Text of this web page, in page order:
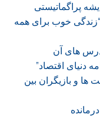
پراگماتیستی
خوب برای همه
های آن
دنیای اقتصاد”
ها و بازیگران بین